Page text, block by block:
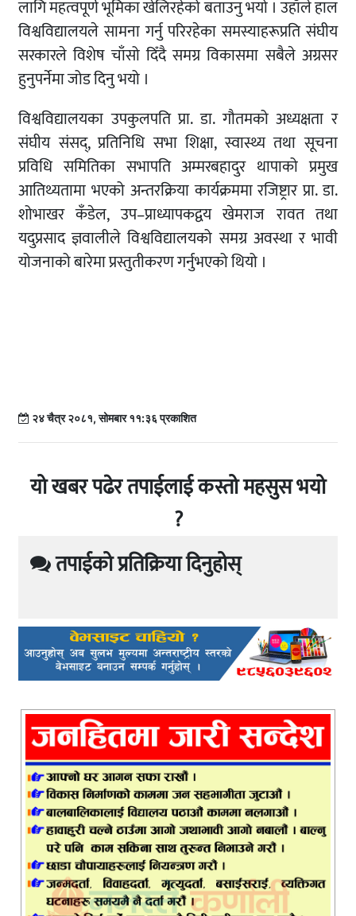
लागि महत्वपूर्ण भूमिका खेलिरहेको बताउनु भयो । उहाँले हाल
विश्वविद्यालयले सामना गर्नु परिरहेका समस्याहरूप्रति संघीय
सरकारले विशेष चाँसो दिँदै समग्र विकासमा सबैले अग्रसर
हुनुपर्नेमा जोड दिनु भयो ।
विश्वविद्यालयका उपकुलपति प्रा. डा. गौतमको अध्यक्षता र
संघीय संसद्, प्रतिनिधि सभा शिक्षा, स्वास्थ्य तथा सूचना
प्रविधि समितिका सभापति अम्मरबहादुर थापाको प्रमुख
आतिथ्यतामा भएको अन्तरक्रिया कार्यक्रममा रजिष्ट्रार प्रा. डा.
शोभाखर कँडेल, उप–प्राध्यापकद्वय खेमराज रावत तथा
यदुप्रसाद ज्ञवालीले विश्वविद्यालयको समग्र अवस्था र भावी
योजनाको बारेमा प्रस्तुतीकरण गर्नुभएको थियो ।
२४ चैत्र २०८१, सोमबार ११:३६ प्रकाशित
यो खबर पढेर तपाईलाई कस्तो महसुस भयो
?
तपाईको प्रतिक्रिया दिनुहोस्